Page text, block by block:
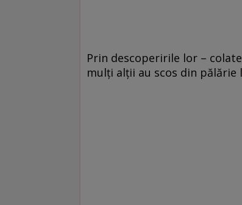
Prin descoperirile lor –
mulți alții au scos din